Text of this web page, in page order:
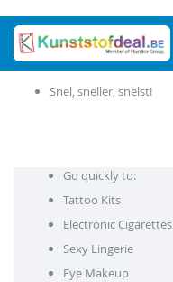
Ga
naar
inhoud
Snel, sneller, snelst!
Go quickly to:
Tattoo Kits
Electronic Cigarettes
Sexy Lingerie
Eye Makeup